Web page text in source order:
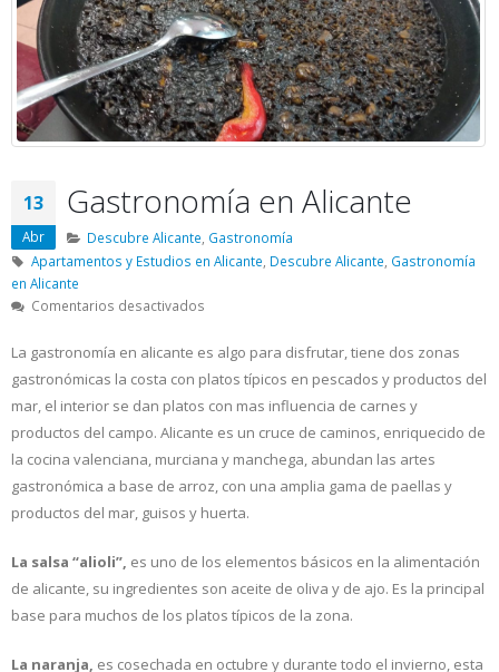
13
Abr
Gastronomía en Alicante
Descubre Alicante, Gastronomía
Apartamentos y Estudios en Alicante, Descubre Alicante, Gastronomía
en Alicante
Comentarios desactivadosen
en
Alicante
La gastronomía en alicante es algo para disfrutar, tiene dos zonas
gastronómicas la costa con platos típicos en pescados y productos del
mar, el interior se dan platos con mas influencia de carnes y
productos del campo. Alicante es un cruce de caminos, enriquecido de
la cocina valenciana, murciana y manchega, abundan las artes
gastronómica a base de arroz, con una amplia gama de paellas y
productos del mar, guisos y huerta.
La salsa “alioli”, es uno de los elementos básicos en la alimentación
de alicante, su ingredientes son aceite de oliva y de ajo. Es la principal
base para muchos de los platos típicos de la zona.
La naranja, es cosechada en octubre y durante todo el invierno, esta